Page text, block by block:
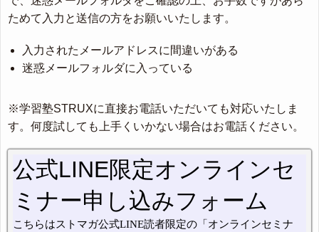
ためて入力と送信の方をお願いいたします。
入力されたメールアドレスに間違いがある
迷惑メールフォルダに入っている
※学習塾STRUXに直接お電話いただいても対応いたしま
す。何度試しても上手くいかない場合はお電話ください。